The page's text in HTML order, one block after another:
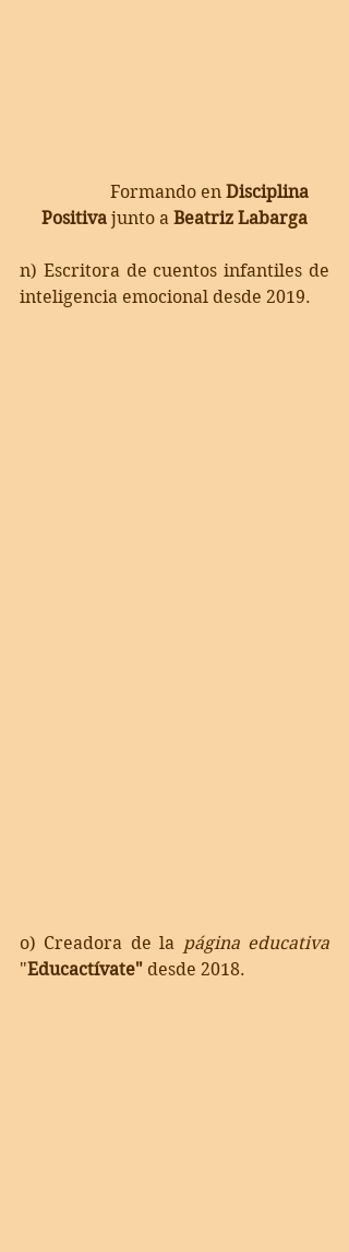
                 Formando en
Disciplina
Positiva junto a Beatriz Labarga
n) Escritora de cuentos infantiles de
inteligencia emocional desde 2019.
o) Creadora de la página educativa
"Educactívate" desde 2018.